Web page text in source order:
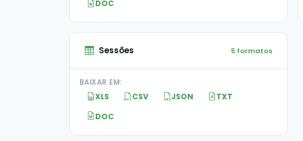
DOC
Sessões 5 formatos
BAIXAR EM:
XLS CSV JSON
TXT
DOC